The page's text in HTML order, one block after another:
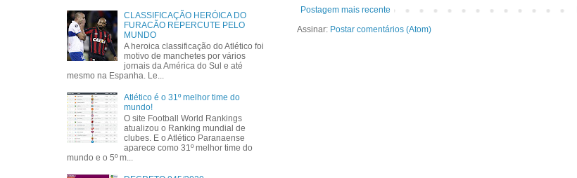
Postagem mais recente
Assinar: Postar comentários (Atom)
CLASSIFICAÇÃO HERÓICA DO
FURACÃO REPERCUTE PELO
MUNDO
A heroica classificação do Atlético foi
motivo de manchetes por vários
jornais da América do Sul e até
mesmo na Espanha. Le...
Atlético é o 31º melhor time do
mundo!
O site Football World Rankings
atualizou o Ranking mundial de
clubes. E o Atlético Paranaense
aparece como 31º melhor time do
mundo e o 5º m...